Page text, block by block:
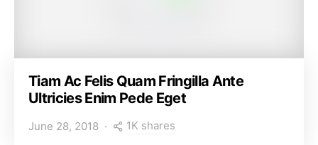
Tiam Ac Felis Quam Fringilla Ante
Ultricies Enim Pede Eget
June 28, 2018 1K shares